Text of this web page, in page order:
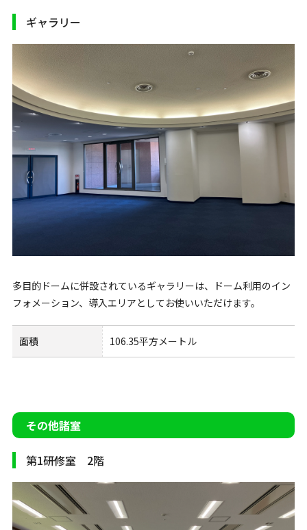
ギャラリー
多目的ドームに併設されているギャラリーは、ドーム利用のイン
フォメーション、導入エリアとしてお使いいただけます。
面積 106.35平方メートル
その他諸室
第1研修室 2階